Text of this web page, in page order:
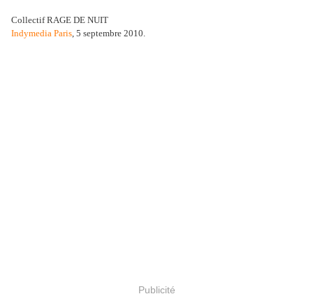
Collectif RAGE DE NUIT
Indymedia Paris, 5 septembre 2010.
Publicité